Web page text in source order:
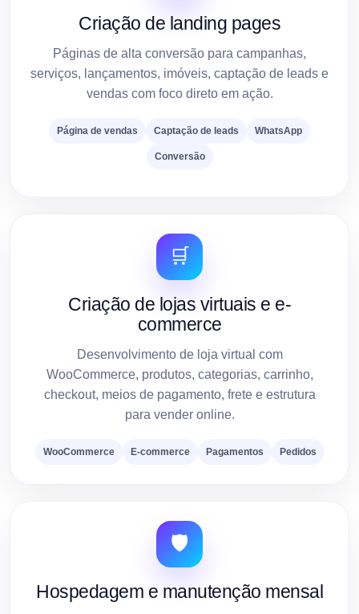
Criação de landing pages
Páginas de alta conversão para campanhas,
serviços, lançamentos, imóveis, captação de leads e
vendas com foco direto em ação.
Página de vendas Captação de leads WhatsApp
Conversão
🛒
Criação de lojas virtuais e e-
commerce
Desenvolvimento de loja virtual com
WooCommerce, produtos, categorias, carrinho,
checkout, meios de pagamento, frete e estrutura
para vender online.
WooCommerce E-commerce Pagamentos Pedidos
🛡️
Hospedagem e manutenção mensal